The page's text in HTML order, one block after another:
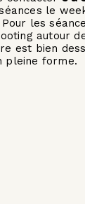
le
les
autour
est bien
pleine forme.